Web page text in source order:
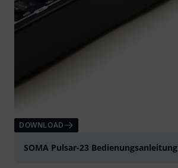
DOWNLOAD
SOMA Pulsar-23 Bedienungsanleitung